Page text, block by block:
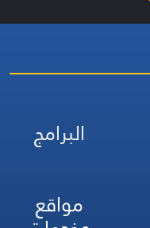
البرامج
مواقع